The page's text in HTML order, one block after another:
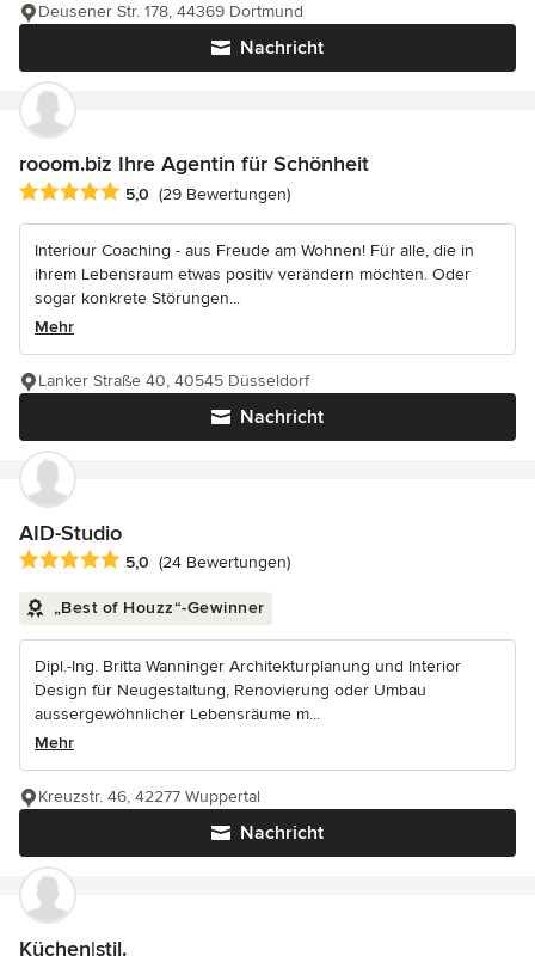
Nachricht
Deusener Str. 178, 44369 Dortmund
rooom.biz Ihre Agentin für Schönheit
Durchschnittliche Bewertung: 5 von 5 Sternen
5,0 (29 Bewertungen)
Interiour Coaching - aus Freude am Wohnen! Für alle, die in
ihrem Lebensraum etwas positiv verändern möchten. Oder
sogar konkrete Störungen...
Mehr
Nachricht
Lanker Straße 40, 40545 Düsseldorf
AID-Studio
Durchschnittliche Bewertung: 5 von 5 Sternen
5,0 (24 Bewertungen)
„Best of Houzz“-Gewinner
Dipl.-Ing. Britta Wanninger Architekturplanung und Interior
Design für Neugestaltung, Renovierung oder Umbau
aussergewöhnlicher Lebensräume m...
Mehr
Nachricht
Kreuzstr. 46, 42277 Wuppertal
Küchen|stil.